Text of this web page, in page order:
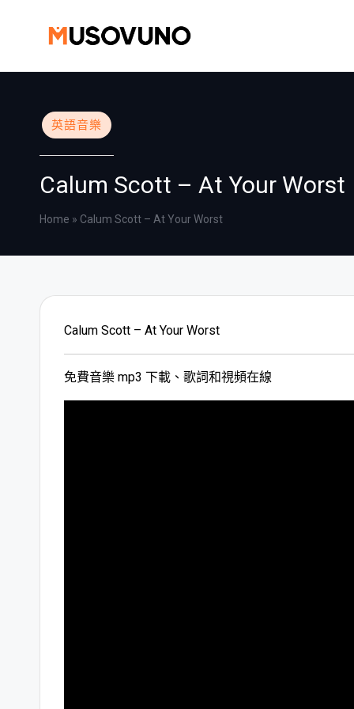
Posted
in
英語音樂
Calum Scott – At Your Worst
Home » Calum Scott – At Your Worst
Calum Scott – At Your Worst
免費音樂 mp3 下載、歌詞和視頻在線